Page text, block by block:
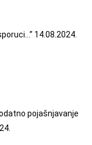
14.08.2024.
pojašnjavanje